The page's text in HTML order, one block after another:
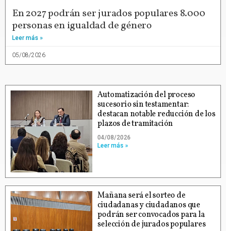
En 2027 podrán ser jurados populares 8.000
personas en igualdad de género
Leer más »
05/08/2026
Automatización del proceso
sucesorio sin testamentar:
destacan notable reducción de los
plazos de tramitación
04/08/2026
Leer más »
Mañana será el sorteo de
ciudadanas y ciudadanos que
podrán ser convocados para la
selección de jurados populares